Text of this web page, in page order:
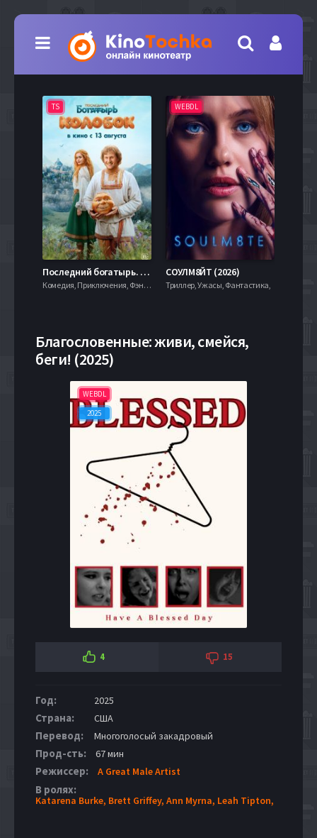
TS
Последний богатырь. Колобок (2026)
Комедия, Приключения, Фэнтези,
WEBDL
СОУЛМ8ЙТ (2026)
Триллер, Ужасы, Фантастика,
Благословенные: живи, смейся,
беги! (2025)
WEBDL
2025
4 15
Год: 2025
Страна: США
Перевод: Многоголосый закадровый
Прод-сть: 67 мин
Режиссер: A Great Male Artist
В ролях:
Katarena Burke, Brett Griffey, Ann Myrna, Leah Tipton,